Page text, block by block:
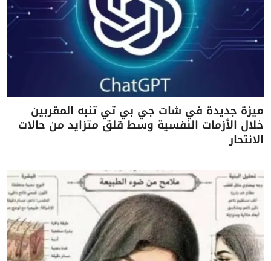
ميزة جديدة في شات جي بي تي تنبه المقربين
خلال الأزمات النفسية وسط قلق متزايد من حالات
الانتحار